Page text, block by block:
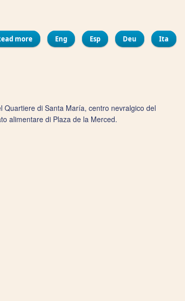
more about Espace de Création Contemporain (ECCO)
Eng Esp Deu Ita
di Santa María, centro nevralgico del
alimentare di Plaza de la Merced.